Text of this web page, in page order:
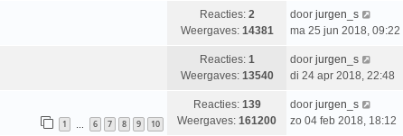
c
h
e
c
h
e
b
e
c
h
t
s
e
b
e
Reacties: 2
Weergaves: 14381
L
a
t
s
e
b
door jurgen_s
ma 25 jun 2018, 09:22
Reacties: 1
Weergaves: 13540
L
a
t
s
door jurgen_s
di 24 apr 2018, 22:48
1 … 6 7 8 9 10
Reacties: 139
Weergaves: 161200
L
a
door jurgen_s
zo 04 feb 2018, 18:12